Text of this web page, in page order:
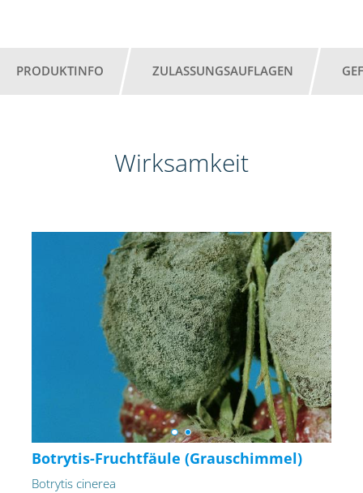
PRODUKTINFO ZULASSUNGSAUFLAGEN
Wirksamkeit
Botrytis-Fruchtfäule (Grauschimmel)
Botrytis cinerea